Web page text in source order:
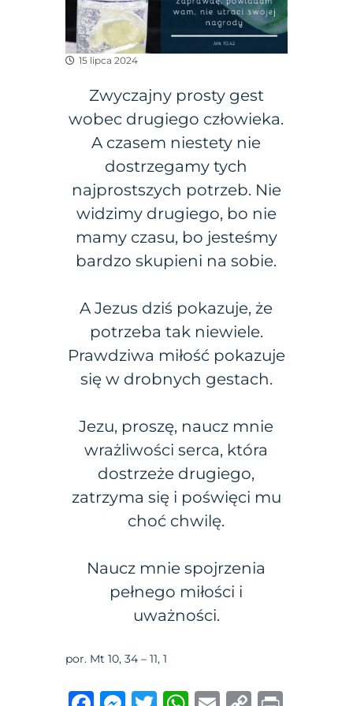
15 lipca 2024
Zwyczajny prosty gest
wobec drugiego człowieka.
A czasem niestety nie
dostrzegamy tych
najprostszych potrzeb. Nie
widzimy drugiego, bo nie
mamy czasu, bo jesteśmy
bardzo skupieni na sobie.
A Jezus dziś pokazuje, że
potrzeba tak niewiele.
Prawdziwa miłość pokazuje
się w drobnych gestach.
Jezu, proszę, naucz mnie
wrażliwości serca, która
dostrzeże drugiego,
zatrzyma się i poświęci mu
choć chwilę.
Naucz mnie spojrzenia
pełnego miłości i
uważności.
por. Mt 10, 34 – 11, 1